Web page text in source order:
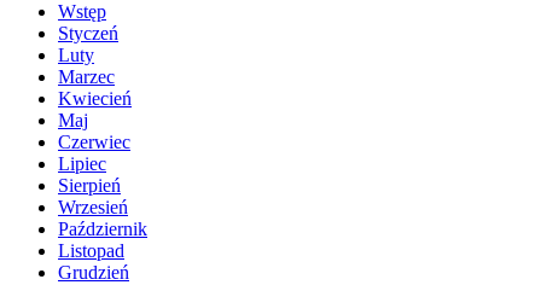
Wstęp
Styczeń
Luty
Marzec
Kwiecień
Maj
Czerwiec
Lipiec
Sierpień
Wrzesień
Październik
Listopad
Grudzień